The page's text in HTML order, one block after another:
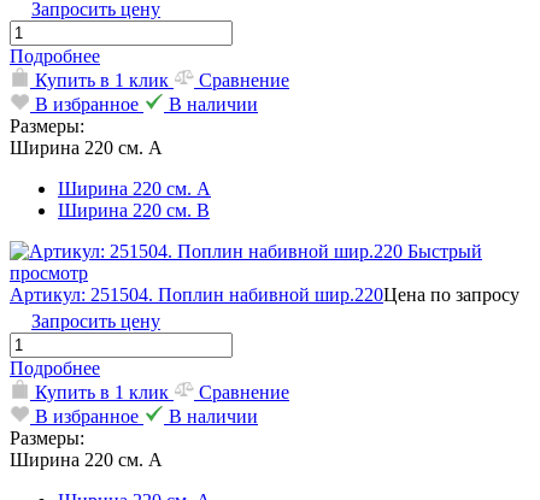
Запросить цену
Подробнее
Купить в 1 клик
Сравнение
В избранное
В наличии
Размеры:
Ширина 220 см. А
Ширина 220 см. А
Ширина 220 см. В
Быстрый
просмотр
Артикул: 251504. Поплин набивной шир.220Цена по запросу
Запросить цену
Подробнее
Купить в 1 клик
Сравнение
В избранное
В наличии
Размеры:
Ширина 220 см. А